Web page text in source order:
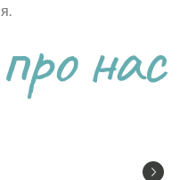
нас